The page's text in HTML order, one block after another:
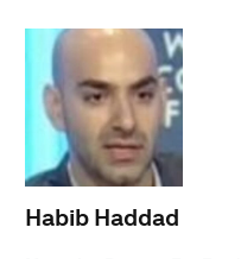
Habib Haddad